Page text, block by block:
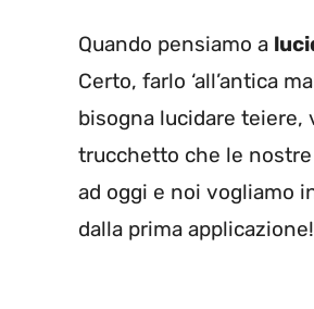
Quando pensiamo a
Certo, farlo ‘all’antica
bisogna lucidare
trucchetto che le
ad oggi e noi vogliamo
dalla prima applicazione!